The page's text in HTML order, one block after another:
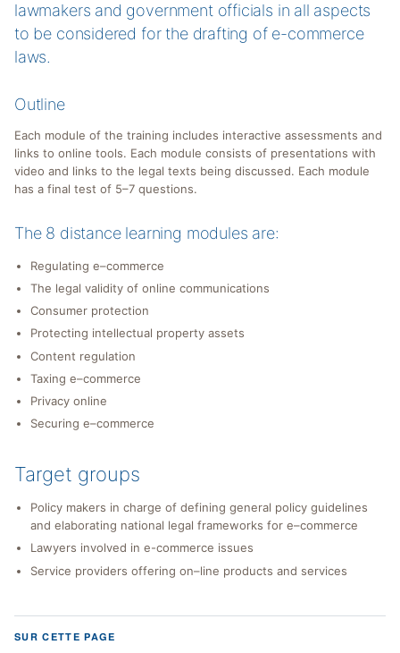
lawmakers and government officials in all aspects
to be considered for the drafting of e-commerce
laws.
Outline
Each module of the training includes interactive assessments and
links to online tools. Each module consists of presentations with
video and links to the legal texts being discussed. Each module
has a final test of 5–7 questions.
The 8 distance learning modules are:
Regulating e–commerce
The legal validity of online communications
Consumer protection
Protecting intellectual property assets
Content regulation
Taxing e–commerce
Privacy online
Securing e–commerce
Target groups
Policy makers in charge of defining general policy guidelines
and elaborating national legal frameworks for e–commerce
Lawyers involved in e-commerce issues
Service providers offering on–line products and services
SUR CETTE PAGE